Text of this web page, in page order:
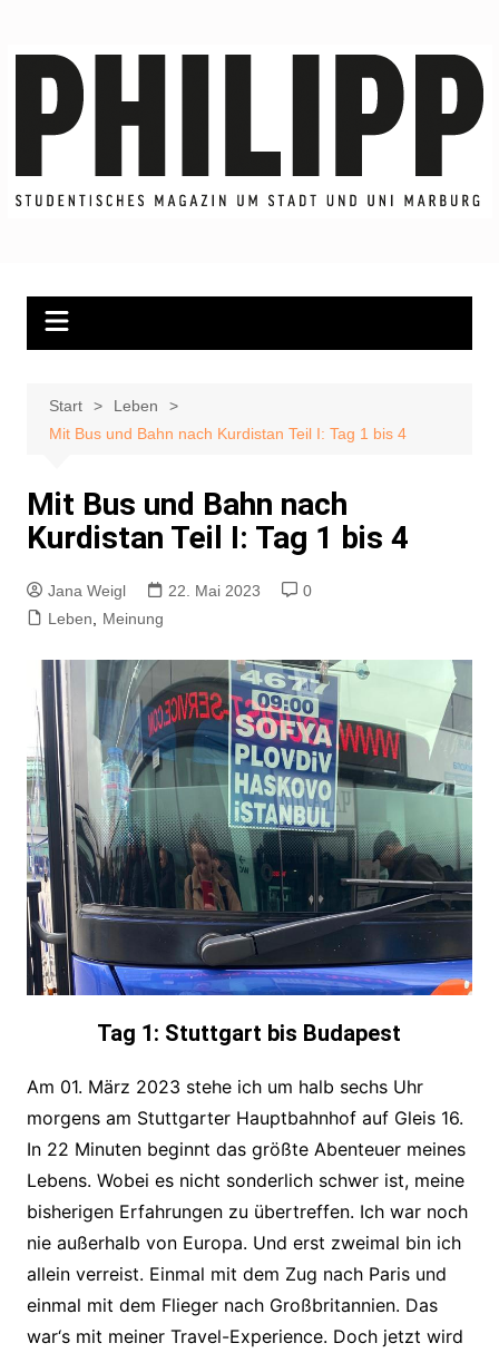
Start
Leben
Mit Bus und Bahn nach Kurdistan Teil I: Tag 1 bis 4
Mit Bus und Bahn nach
Kurdistan Teil I: Tag 1 bis 4
Jana Weigl 22. Mai 2023
0
Leben
Meinung
Tag 1: Stuttgart bis Budapest
Am 01. März 2023 stehe ich um halb sechs Uhr
morgens am Stuttgarter Hauptbahnhof auf Gleis 16.
In 22 Minuten beginnt das größte Abenteuer meines
Lebens. Wobei es nicht sonderlich schwer ist, meine
bisherigen Erfahrungen zu übertreffen. Ich war noch
nie außerhalb von Europa. Und erst zweimal bin ich
allein verreist. Einmal mit dem Zug nach Paris und
einmal mit dem Flieger nach Großbritannien. Das
war‘s mit meiner Travel-Experience. Doch jetzt wird